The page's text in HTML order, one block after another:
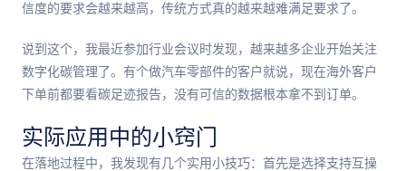
信度的要求会越来越高，传统方式真的越来越难满足要求了。
说到这个，我最近参加行业会议时发现，越来越多企业开始关注
数字化碳管理了。有个做汽车零部件的客户就说，现在海外客户
下单前都要看碳足迹报告，没有可信的数据根本拿不到订单。
实际应用中的小窍门
在落地过程中，我发现有几个实用小技巧：首先是选择支持互操